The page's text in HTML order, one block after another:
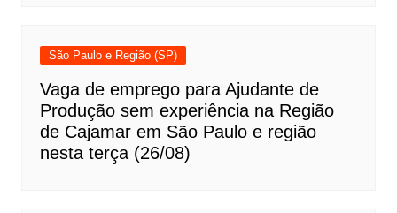
São Paulo e Região (SP)
Vaga de emprego para Ajudante de
Produção sem experiência na Região
de Cajamar em São Paulo e região
nesta terça (26/08)